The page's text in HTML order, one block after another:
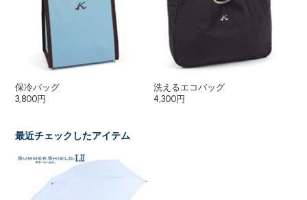
保冷バッグ
3,800円
洗えるエコバッグ
4,300円
最近チェックしたアイテム